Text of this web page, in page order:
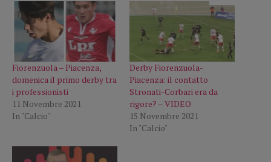
Fiorenzuola – Piacenza,
domenica il primo derby tra
i professionisti
11 Novembre 2021
In "Calcio"
Derby Fiorenzuola-
Piacenza: il contatto
Stronati-Corbari era da
rigore? – VIDEO
15 Novembre 2021
In "Calcio"